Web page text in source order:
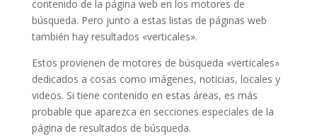
contenido de la página web en los motores de
búsqueda. Pero junto a estas listas de páginas web
también hay resultados «verticales».
Estos provienen de motores de búsqueda «verticales»
dedicados a cosas como imágenes, noticias, locales y
videos. Si tiene contenido en estas áreas, es más
probable que aparezca en secciones especiales de la
página de resultados de búsqueda.